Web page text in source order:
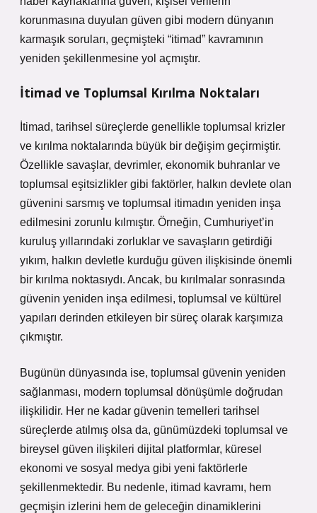
korunmasına duyulan güven gibi modern dünyanın
karmaşık soruları, geçmişteki “itimad” kavramının
yeniden şekillenmesine yol açmıştır.
İtimad ve Toplumsal Kırılma Noktaları
İtimad, tarihsel süreçlerde genellikle toplumsal krizler
ve kırılma noktalarında büyük bir değişim geçirmiştir.
Özellikle savaşlar, devrimler, ekonomik buhranlar ve
toplumsal eşitsizlikler gibi faktörler, halkın devlete olan
güvenini sarsmış ve toplumsal itimadın yeniden inşa
edilmesini zorunlu kılmıştır. Örneğin, Cumhuriyet’in
kuruluş yıllarındaki zorluklar ve savaşların getirdiği
yıkım, halkın devletle kurduğu güven ilişkisinde önemli
bir kırılma noktasıydı. Ancak, bu kırılmalar sonrasında
güvenin yeniden inşa edilmesi, toplumsal ve kültürel
yapıları derinden etkileyen bir süreç olarak karşımıza
çıkmıştır.
Bugünün dünyasında ise, toplumsal güvenin yeniden
sağlanması, modern toplumsal dönüşümle doğrudan
ilişkilidir. Her ne kadar güvenin temelleri tarihsel
süreçlerde atılmış olsa da, günümüzdeki toplumsal ve
bireysel güven ilişkileri dijital platformlar, küresel
ekonomi ve sosyal medya gibi yeni faktörlerle
şekillenmektedir. Bu nedenle, itimad kavramı, hem
geçmişin izlerini hem de geleceğin dinamiklerini